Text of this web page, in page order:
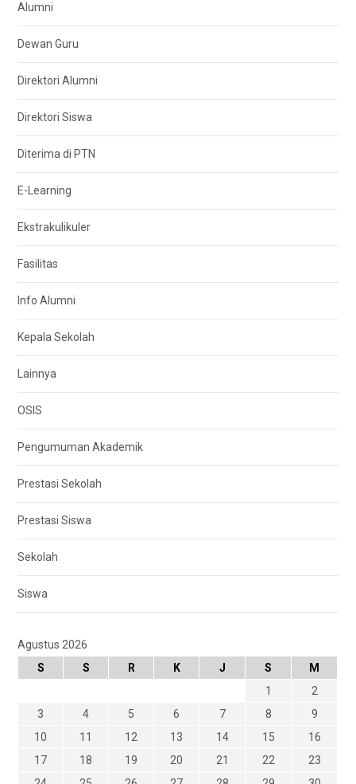
Alumni
Dewan Guru
Direktori Alumni
Direktori Siswa
Diterima di PTN
E-Learning
Ekstrakulikuler
Fasilitas
Info Alumni
Kepala Sekolah
Lainnya
OSIS
Pengumuman Akademik
Prestasi Sekolah
Prestasi Siswa
Sekolah
Siswa
Agustus 2026
S
S R K J S
M
1
2
3
4 5 6 7 8
9
10
11 12 13 14 15
16
17
18 19 20 21 22
23